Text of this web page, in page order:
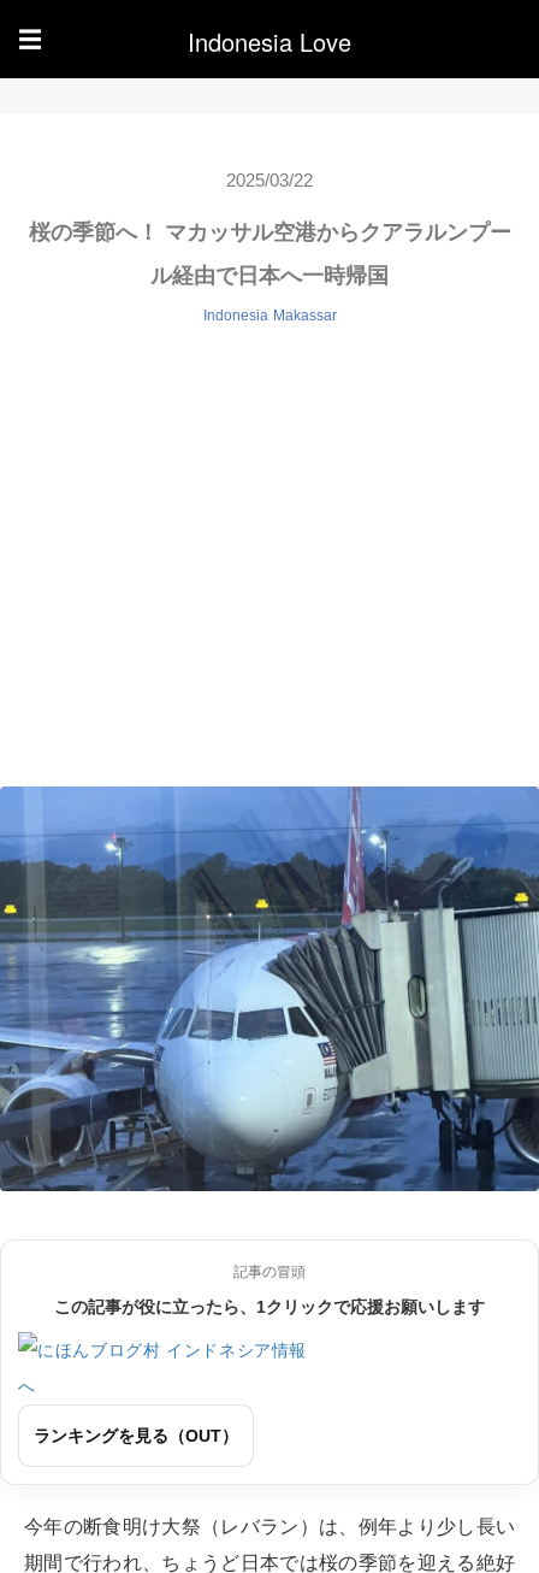
☰ Indonesia Love
2025/03/22
桜の季節へ！ マカッサル空港からクアラルンプー
ル経由で日本へ一時帰国
Indonesia Makassar
記事の冒頭
この記事が役に立ったら、1クリックで応援お願いします
ランキングを見る（OUT）
今年の断食明け大祭（レバラン）は、例年より少し長い
期間で行われ、ちょうど日本では桜の季節を迎える絶好